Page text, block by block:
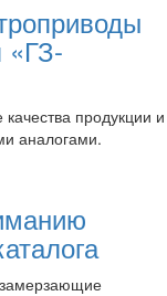
«ГЗ-
продукции и
аналогами.